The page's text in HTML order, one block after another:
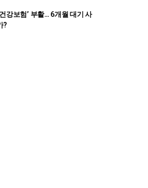
강보험’ 부활… 6개월 대기 사
?